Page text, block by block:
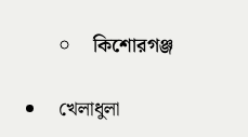
কিশোরগঞ্জ
খেলাধুলা